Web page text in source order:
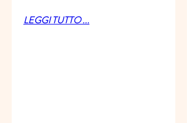
LEGGI TUTTO ...